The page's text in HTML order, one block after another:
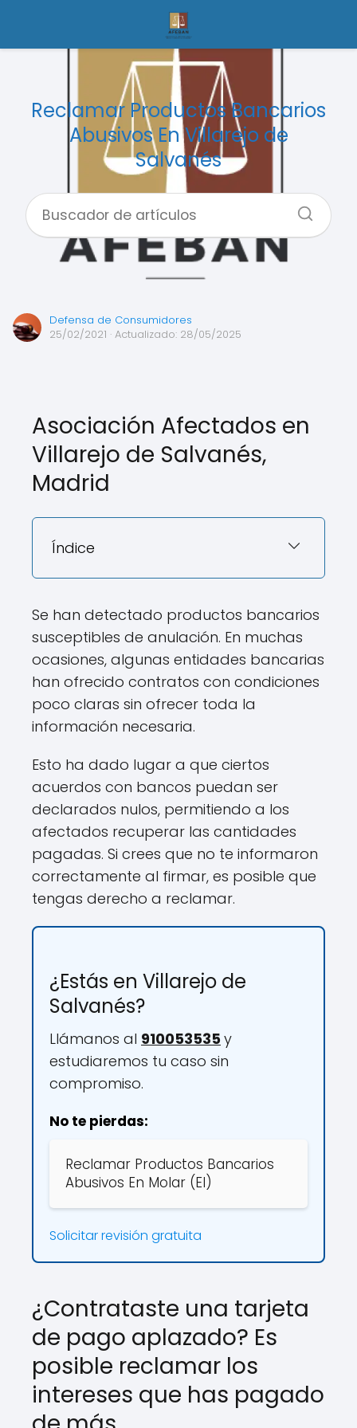
Reclamar Productos Bancarios
Abusivos En Villarejo de
Salvanés
Defensa de Consumidores
25/02/2021 · Actualizado: 28/05/2025
Asociación Afectados en
Villarejo de Salvanés,
Madrid
Índice
Se han detectado productos bancarios
susceptibles de anulación. En muchas
ocasiones, algunas entidades bancarias
han ofrecido contratos con condiciones
poco claras sin ofrecer toda la
información necesaria.
Esto ha dado lugar a que ciertos
acuerdos con bancos puedan ser
declarados nulos, permitiendo a los
afectados recuperar las cantidades
pagadas. Si crees que no te informaron
correctamente al firmar, es posible que
tengas derecho a reclamar.
¿Estás en Villarejo de
Salvanés?
Llámanos al 910053535y
estudiaremos tu caso sin
compromiso.
No te pierdas:
Reclamar Productos Bancarios
Abusivos En Molar (El)
Solicitar revisión gratuita
¿Contrataste una tarjeta
de pago aplazado? Es
posible reclamar los
intereses que has pagado